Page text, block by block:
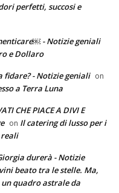
perfetti, succosi e
- Notizie geniali
e Dollaro
fidare? - Notizie geniali on
a Terra Luna
CHE PIACE A DIVI E
on Il catering di lusso per i
durerà - Notizie
beato tra le stelle. Ma,
quadro astrale da